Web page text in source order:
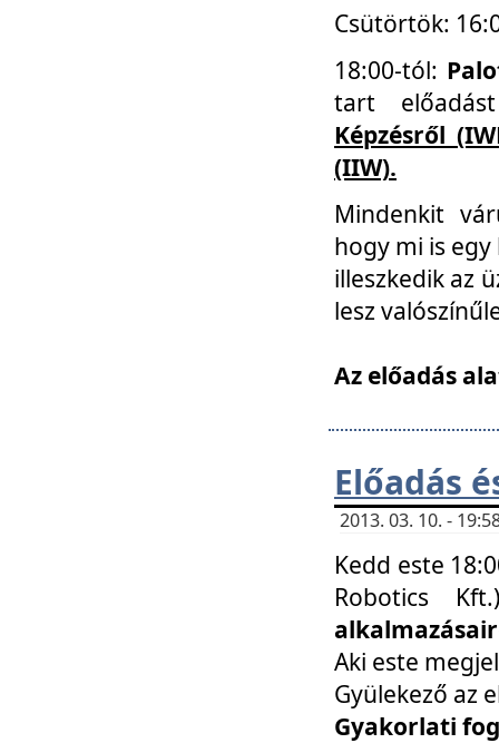
Csütörtök:
18:00-tól:
tart
Képzésről
(IIW).
Mindenkit
hogy mi is
illeszkedik az
lesz
Az előadás
Előadás
2013. 03. 10. -
Kedd este
Robotics
Aki este
Gyülekező az
Gyakorlati